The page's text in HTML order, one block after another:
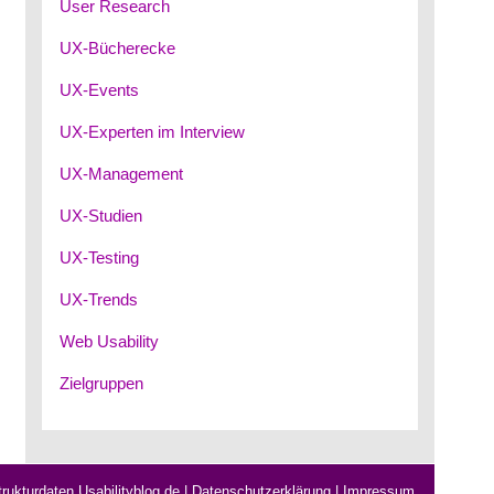
User Research
UX-Bücherecke
UX-Events
UX-Experten im Interview
UX-Management
UX-Studien
UX-Testing
UX-Trends
Web Usability
Zielgruppen